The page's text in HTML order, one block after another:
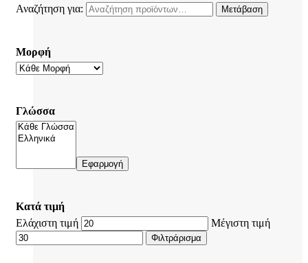
Αναζήτηση για: Μετάβαση
Μορφή
Γλώσσα
Εφαρμογή
Κατά τιμή
Ελάχιστη τιμή
Μέγιστη τιμή
Φιλτράρισμα